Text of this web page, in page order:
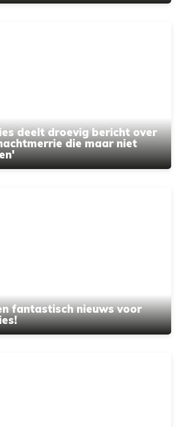
deelt droevig bericht over
die maar niet
fantastisch nieuws voor